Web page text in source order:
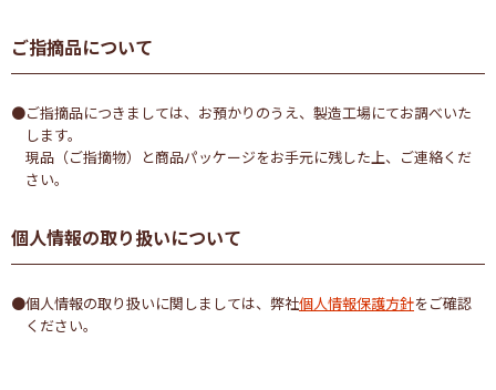
ご指摘品について
●ご指摘品につきましては、お預かりのうえ、製造工場にてお調べいた
します。
現品（ご指摘物）と商品パッケージをお手元に残した上、ご連絡くだ
さい。
個人情報の取り扱いについて
●個人情報の取り扱いに関しましては、弊社個人情報保護方針をご確認
ください。